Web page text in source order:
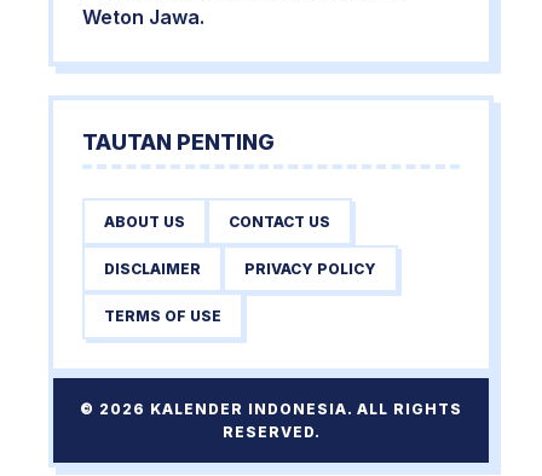
Weton Jawa.
TAUTAN PENTING
ABOUT US CONTACT US
DISCLAIMER PRIVACY POLICY
TERMS OF USE
© 2026 KALENDER INDONESIA. ALL RIGHTS
RESERVED.